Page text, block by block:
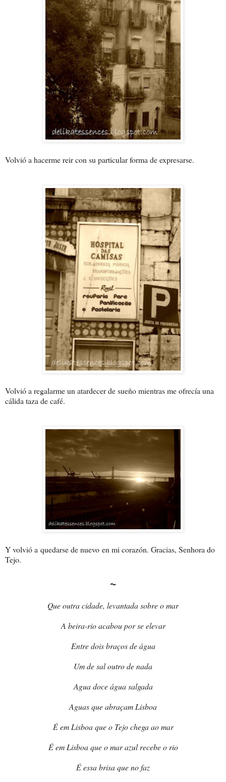
Volvió a hacerme reir con su particular forma de expresarse.
Volvió a regalarme un atardecer de sueño mientras me ofrecía una
cálida taza de café.
Y volvió a quedarse de nuevo en mi corazón. Gracias, Senhora do
Tejo.
~
Que outra cidade, levantada sobre o mar
A beira-rio acabou por se elevar
Entre dois braços de água
Um de sal outro de nada
Agua doce água salgada
Aguas que abraçam Lisboa
É em Lisboa que o Tejo chega ao mar
É em Lisboa que o mar azul recebe o rio
É essa brisa que no faz